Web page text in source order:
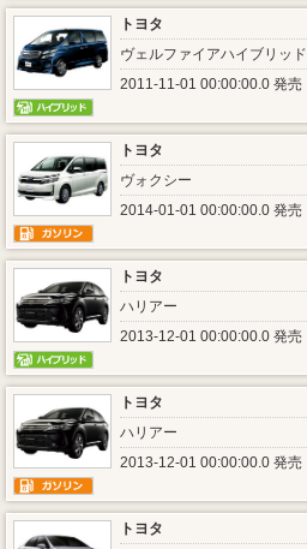
トヨタ
ヴェルファイアハイブリッド
2011-11-01 00:00:00.0 発売
トヨタ
ヴォクシー
2014-01-01 00:00:00.0 発売
トヨタ
ハリアー
2013-12-01 00:00:00.0 発売
トヨタ
ハリアー
2013-12-01 00:00:00.0 発売
トヨタ